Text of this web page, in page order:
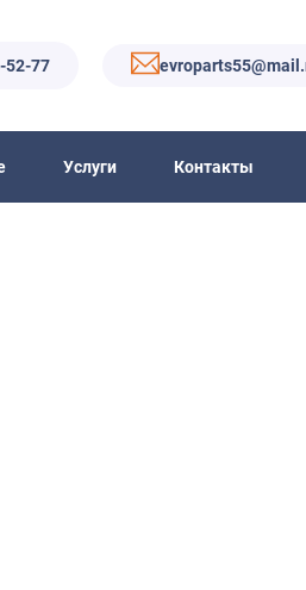
52-77
Услуги Контакты